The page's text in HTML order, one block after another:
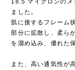
ました。
肌に接するフレーム
部分に拡散し、柔ら
を溜め込み、優れた
また、高い通気性が